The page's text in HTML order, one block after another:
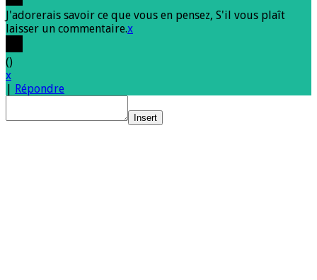
J'adorerais savoir ce que vous en pensez, S'il vous plaît
laisser un commentaire.x
()
x
| Répondre
Insert